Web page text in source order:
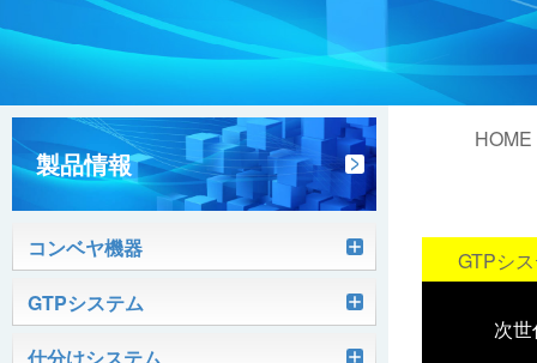
コンベヤ機器を探す
用途から探す
ヒント集
飲料
事業所一覧
沿革
製品情報
コンベヤ機器
軽搬送コンベヤ
GTPシステム
Skypod®（スカイポッド）
仕分けシステム
HOME
ピッキ
GTPシ
次